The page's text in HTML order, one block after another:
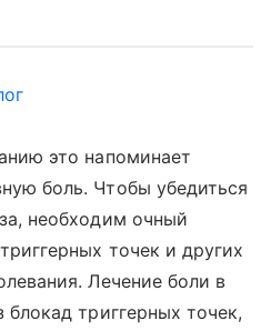
это напоминает
боль. Чтобы убедиться
необходим очный
точек и других
Лечение боли в
блокад триггерных точек,